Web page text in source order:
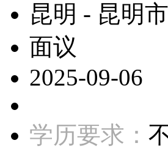
昆明 - 昆明市
面议
2025-09-06
学历要求：